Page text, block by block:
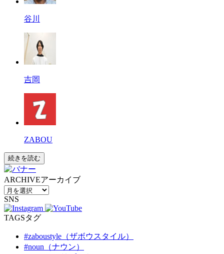
谷川
吉岡
ZABOU
続きを読む
ARCHIVEアーカイブ
SNS
TAGSタグ
#zaboustyle（ザボウスタイル）
#noun（ナウン）